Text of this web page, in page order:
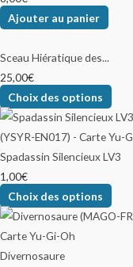
Ajouter au panier
Sceau Hiératique des...
25,00€
Choix des options
Spadassin Silencieux LV3
1,00€
Choix des options
Divernosaure